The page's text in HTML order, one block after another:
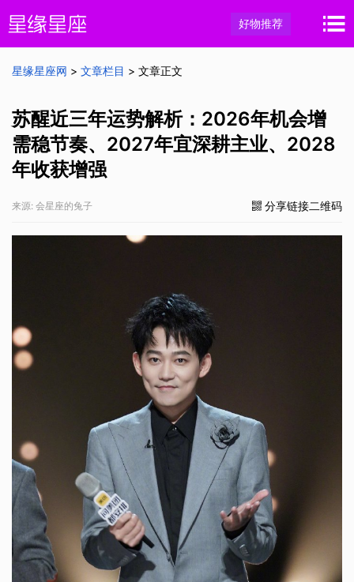
好物推荐
星缘星座网 > 文章栏目 > 文章正文
苏醒近三年运势解析：2026年机会增
需稳节奏、2027年宜深耕主业、2028
年收获增强
来源: 会星座的兔子 分享链接二维码